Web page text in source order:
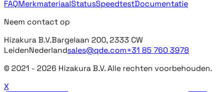
FAQMerkmateriaalStatusSpeedtestDocumentatie
Neem contact op
Hizakura B.V.Bargelaan 200, 2333 CW
LeidenNederlandsales@qde.com+31 85 760 3978
© 2021 - 2026 Hizakura B.V. Alle rechten voorbehouden.
X